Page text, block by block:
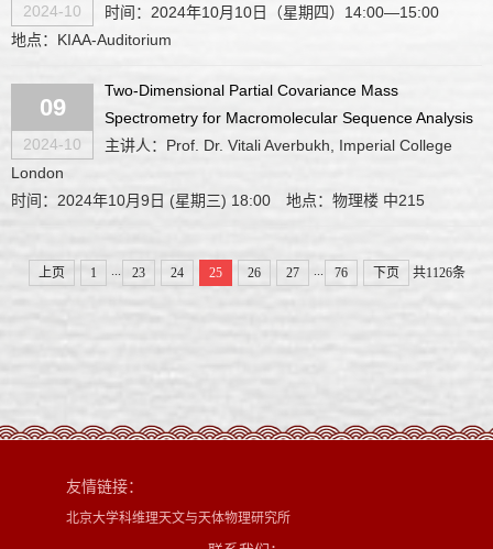
2024-10
时间：2024年10月10日（星期四）14:00—15:00
地点：KIAA-Auditorium
09
2024-10
Two-Dimensional Partial Covariance Mass
Spectrometry for Macromolecular Sequence Analysis
主讲人：Prof. Dr. Vitali Averbukh, Imperial College
London
时间：2024年10月9日 (星期三) 18:00
地点：物理楼 中215
上页 1 ... 23 24 25 26 27 ... 76 下页 共1126条
友情链接：
北京大学科维理天文与天体物理研究所